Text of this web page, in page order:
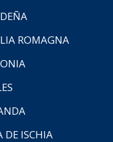
ROMAGNA
DE ISCHIA